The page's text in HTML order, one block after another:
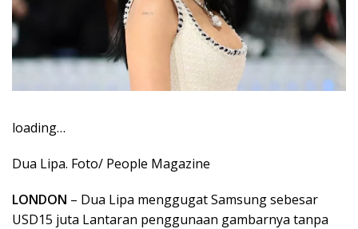
loading…
Dua Lipa. Foto/ People Magazine
LONDON – Dua Lipa menggugat Samsung sebesar
USD15 juta Lantaran penggunaan gambarnya tanpa